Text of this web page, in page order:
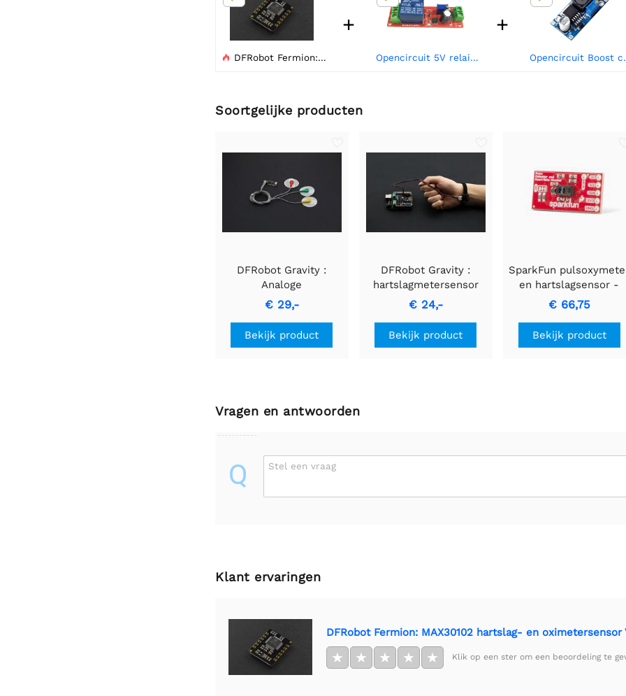
 DFRobot Fermion: MAX30102 hartslag- en oximetersensor V2.0
+
Opencircuit 5V relais met instelbare vertraging (0S - 10S)
+
Soortgelijke producten
DFRobot Gravity :
Analoge
hartslagmonitorsensor
(ECG) voor Arduino
€ 29,-
Bekijk product
DFRobot Gravity :
hartslagmetersensor
voor Arduino
€ 24,-
Bekijk product
SparkFun
en hartslagsensor -
MAX30101 & MAX32664
(Qwiic)
€ 66,75
Bekijk product
Vragen en antwoorden
Q Stel een vraag
Klant ervaringen
DFRobot Fermion: MAX30102 hartslag- en oximetersensor
★ ★ ★ ★ ★ Klik op een ster om een beoordeling te